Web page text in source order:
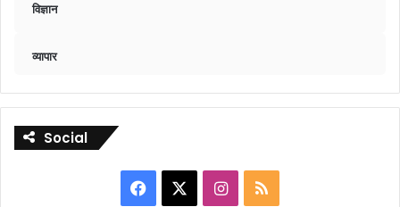
विज्ञान
व्यापार
Social
Facebook Instagram
RSS